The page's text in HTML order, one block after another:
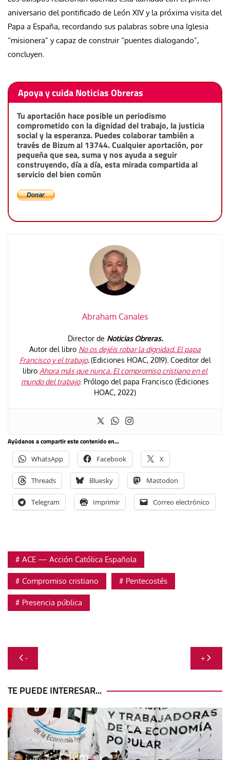
aniversario del pontificado de León XIV y la próxima visita del
Papa a España, recordando sus palabras sobre una Iglesia
“misionera” y capaz de construir “puentes dialogando”,
concluyen.
Apoya y cuida Noticias Obreras
Tu aportación hace posible un periodismo
comprometido con la dignidad del trabajo, la justicia
social y la esperanza. Puedes colaborar también a
través de Bizum al 13744. Cualquier aportación, por
pequeña que sea, suma y nos ayuda a seguir
construyendo, día a día, esta mirada compartida al
servicio del bien común
Abraham Canales
Director de Noticias Obreras.
Autor del libro No os dejéis robar la dignidad. El papa
Francisco y el trabajo.(Ediciones HOAC, 2019). Coeditor del
libro Ahora más que nunca. El compromiso cristiano en el
mundo del trabajo. Prólogo del papa Francisco (Ediciones
HOAC, 2022)
Ayúdanos a compartir este contenido en...
WhatsApp Facebook X
Threads Bluesky Mastodon
Telegram Imprimir Correo electrónico
ACE — Acción Católica Española
Compromiso cristiano Pentecostés
Presencia pública
Navegación
de
entradas
- +
TE PUEDE INTERESAR...